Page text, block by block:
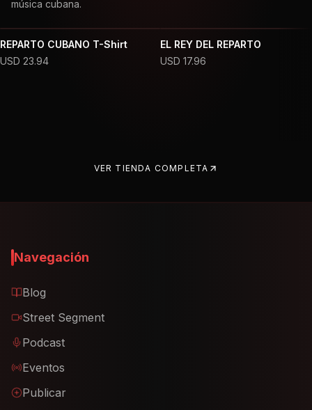
música cubana.
REPARTO CUBANO T-Shirt
USD 23.94
EL REY DEL REPARTO
USD 17.96
VER TIENDA COMPLETA
Navegación
Blog
Street Segment
Podcast
Eventos
Publicar